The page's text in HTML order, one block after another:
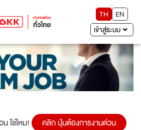
TH
EN
เข้าสู่ระบบ
ใช่ไหม! คลิก ปุ่มต้องการงานด่วน